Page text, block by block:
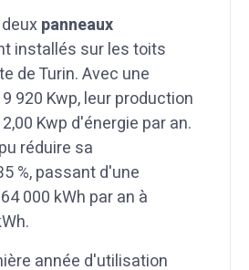
panneaux
installés sur les toits
de Turin. Avec une
920 Kwp, leur production
Kwp d'énergie par an.
réduire sa
%, passant d'une
000 kWh par an à
année d'utilisation